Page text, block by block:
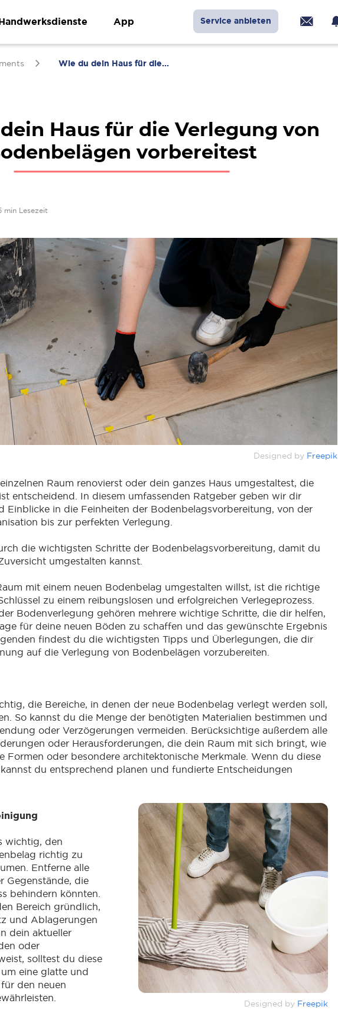
App Service anbieten
Wie du dein Haus für die...
Haus für die Verlegung von
vorbereitest
min Lesezeit
Designed by Freepik
Raum renovierst oder dein ganzes Haus umgestaltest, die
entscheidend. In diesem umfassenden Ratgeber geben wir dir
Einblicke in die Feinheiten der Bodenbelagsvorbereitung, von der
bis zur perfekten Verlegung.
die wichtigsten Schritte der Bodenbelagsvorbereitung, damit du
umgestalten kannst.
mit einem neuen Bodenbelag umgestalten willst, ist die richtige
zu einem reibungslosen und erfolgreichen Verlegeprozess.
Bodenverlegung gehören mehrere wichtige Schritte, die dir helfen,
für deine neuen Böden zu schaffen und das gewünschte Ergebnis
findest du die wichtigsten Tipps und Überlegungen, die dir
auf die Verlegung von Bodenbelägen vorzubereiten.
die Bereiche, in denen der neue Bodenbelag verlegt werden soll,
So kannst du die Menge der benötigten Materialien bestimmen und
oder Verzögerungen vermeiden. Berücksichtige außerdem alle
oder Herausforderungen, die dein Raum mit sich bringt, wie
Formen oder besondere architektonische Merkmale. Wenn du diese
du entsprechend planen und fundierte Entscheidungen
wichtig, den
richtig zu
Entferne alle
Gegenstände, die
behindern könnten.
Bereich gründlich,
und Ablagerungen
dein aktueller
oder
solltest du diese
eine glatte und
den neuen
Designed by Freepik